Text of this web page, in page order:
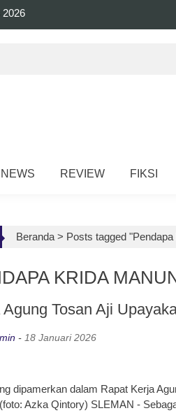
2026
NEWS REVIEW FIKSI
Beranda > Posts tagged
KRIDA
Tosan Aji
- 18 Januari 2026
dipamerkan dalam Rapat Kerja
Azka Qintory) SLEMAN -